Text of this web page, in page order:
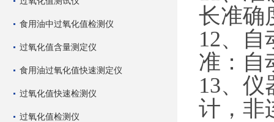
食用油中过氧化值检测仪
过氧化值含量测定仪
食用油过氧化值快速测定仪
过氧化值快速检测仪
过氧化值检测仪
长准确
12、
准：自
13、
计，非